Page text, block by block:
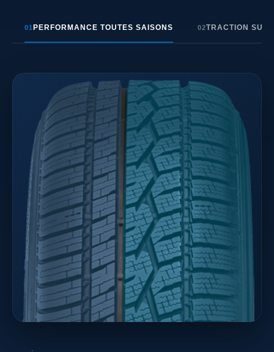
01 PERFORMANCE TOUTES SAISONS 02TRACTION SUR